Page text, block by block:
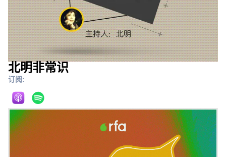
北明非常识
订阅: